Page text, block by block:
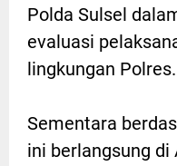
Polda Sulsel
evaluasi
lingkungan Polres.
Sementara
ini berlangsung di